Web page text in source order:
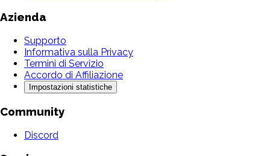
Azienda
Supporto
Informativa sulla Privacy
Termini di Servizio
Accordo di Affiliazione
Impostazioni statistiche
Community
Discord